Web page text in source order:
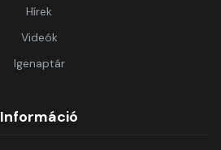
Hírek
Videók
Igenaptár
Információ